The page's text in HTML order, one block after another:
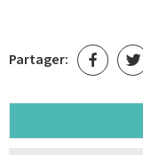
Partager: